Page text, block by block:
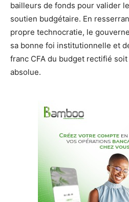
bailleurs de fonds pour valider
soutien budgétaire. En
propre technocratie, le
sa bonne foi institutionnelle et
franc CFA du budget rectifié
absolue.